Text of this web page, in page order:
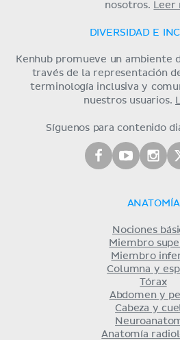
nosotros. Leer
DIVERSIDAD E
Kenhub promueve un ambiente
través de la representación
terminología inclusiva y
nuestros usuarios.
Síguenos para contenido
ANATOMÍA
Nociones
Miembro
Miembro
Columna y
Tórax
Abdomen y
Cabeza y
Anatomía